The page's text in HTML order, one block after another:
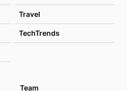
Travel
TechTrends
Team